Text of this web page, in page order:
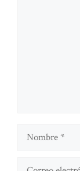
Nombre
Correo